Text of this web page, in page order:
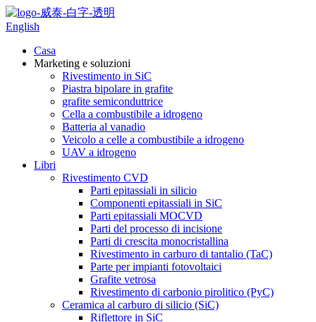
English
Casa
Marketing e soluzioni
Rivestimento in SiC
Piastra bipolare in grafite
grafite semiconduttrice
Cella a combustibile a idrogeno
Batteria al vanadio
Veicolo a celle a combustibile a idrogeno
UAV a idrogeno
Libri
Rivestimento CVD
Parti epitassiali in silicio
Componenti epitassiali in SiC
Parti epitassiali MOCVD
Parti del processo di incisione
Parti di crescita monocristallina
Rivestimento in carburo di tantalio (TaC)
Parte per impianti fotovoltaici
Grafite vetrosa
Rivestimento di carbonio pirolitico (PyC)
Ceramica al carburo di silicio (SiC)
Riflettore in SiC